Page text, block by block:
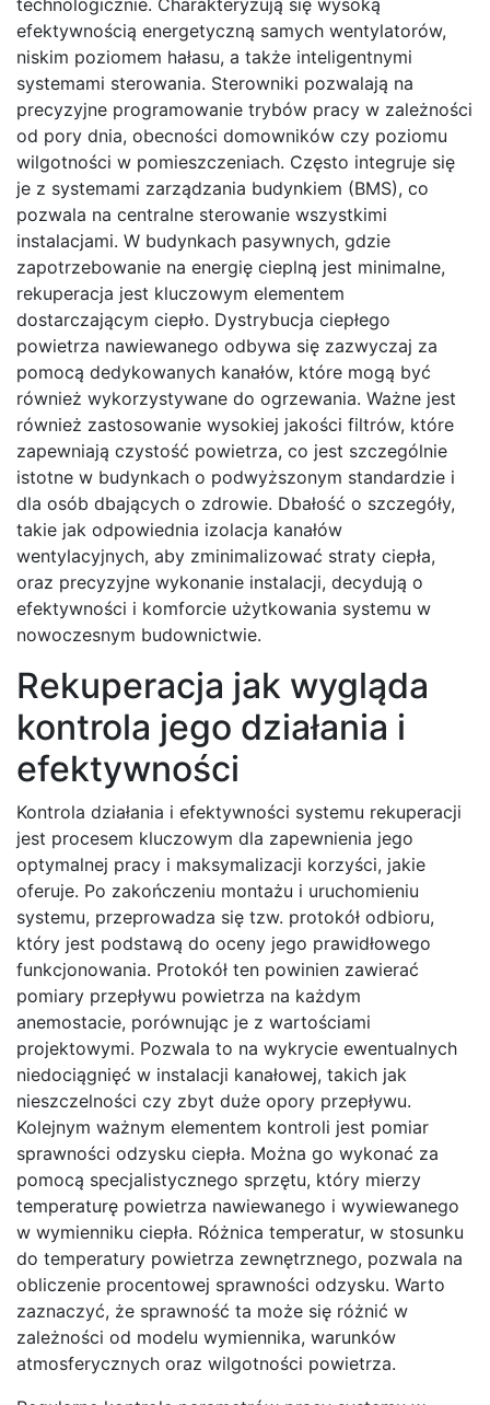
efektywnością energetyczną samych wentylatorów,
niskim poziomem hałasu, a także inteligentnymi
systemami sterowania. Sterowniki pozwalają na
precyzyjne programowanie trybów pracy w zależności
od pory dnia, obecności domowników czy poziomu
wilgotności w pomieszczeniach. Często integruje się
je z systemami zarządzania budynkiem (BMS), co
pozwala na centralne sterowanie wszystkimi
instalacjami. W budynkach pasywnych, gdzie
zapotrzebowanie na energię cieplną jest minimalne,
rekuperacja jest kluczowym elementem
dostarczającym ciepło. Dystrybucja ciepłego
powietrza nawiewanego odbywa się zazwyczaj za
pomocą dedykowanych kanałów, które mogą być
również wykorzystywane do ogrzewania. Ważne jest
również zastosowanie wysokiej jakości filtrów, które
zapewniają czystość powietrza, co jest szczególnie
istotne w budynkach o podwyższonym standardzie i
dla osób dbających o zdrowie. Dbałość o szczegóły,
takie jak odpowiednia izolacja kanałów
wentylacyjnych, aby zminimalizować straty ciepła,
oraz precyzyjne wykonanie instalacji, decydują o
efektywności i komforcie użytkowania systemu w
nowoczesnym budownictwie.
Rekuperacja jak wygląda
kontrola jego działania i
efektywności
Kontrola działania i efektywności systemu rekuperacji
jest procesem kluczowym dla zapewnienia jego
optymalnej pracy i maksymalizacji korzyści, jakie
oferuje. Po zakończeniu montażu i uruchomieniu
systemu, przeprowadza się tzw. protokół odbioru,
który jest podstawą do oceny jego prawidłowego
funkcjonowania. Protokół ten powinien zawierać
pomiary przepływu powietrza na każdym
anemostacie, porównując je z wartościami
projektowymi. Pozwala to na wykrycie ewentualnych
niedociągnięć w instalacji kanałowej, takich jak
nieszczelności czy zbyt duże opory przepływu.
Kolejnym ważnym elementem kontroli jest pomiar
sprawności odzysku ciepła. Można go wykonać za
pomocą specjalistycznego sprzętu, który mierzy
temperaturę powietrza nawiewanego i wywiewanego
w wymienniku ciepła. Różnica temperatur, w stosunku
do temperatury powietrza zewnętrznego, pozwala na
obliczenie procentowej sprawności odzysku. Warto
zaznaczyć, że sprawność ta może się różnić w
zależności od modelu wymiennika, warunków
atmosferycznych oraz wilgotności powietrza.